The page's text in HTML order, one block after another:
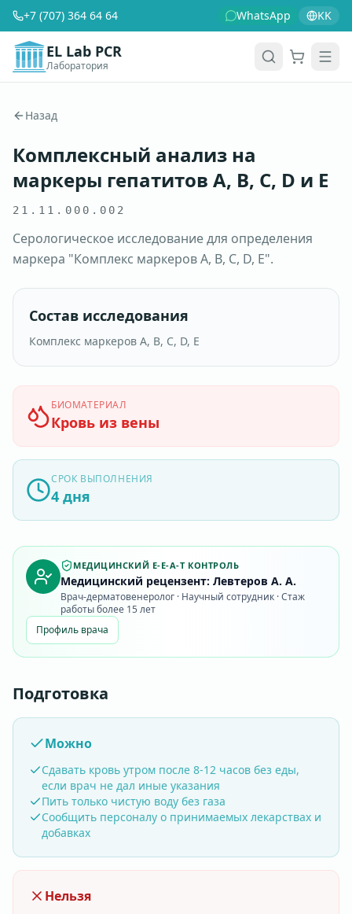
+7 (707) 364 64 64 WhatsApp KK
EL Lab PCR
Лаборатория
Назад
Комплексный анализ на
маркеры гепатитов A, B, C, D и E
21.11.000.002
Серологическое исследование для определения
маркера "Комплекс маркеров A, B, C, D, E".
Состав исследования
Комплекс маркеров A, B, C, D, E
БИОМАТЕРИАЛ
Кровь из вены
СРОК ВЫПОЛНЕНИЯ
4 дня
МЕДИЦИНСКИЙ E-E-A-T КОНТРОЛЬ
Медицинский рецензент: Левтеров А. А.
Врач-дерматовенеролог · Научный сотрудник · Стаж
работы более 15 лет
Профиль врача
Подготовка
Можно
Сдавать кровь утром после 8-12 часов без еды,
если врач не дал иные указания
Пить только чистую воду без газа
Сообщить персоналу о принимаемых лекарствах и
добавках
Нельзя